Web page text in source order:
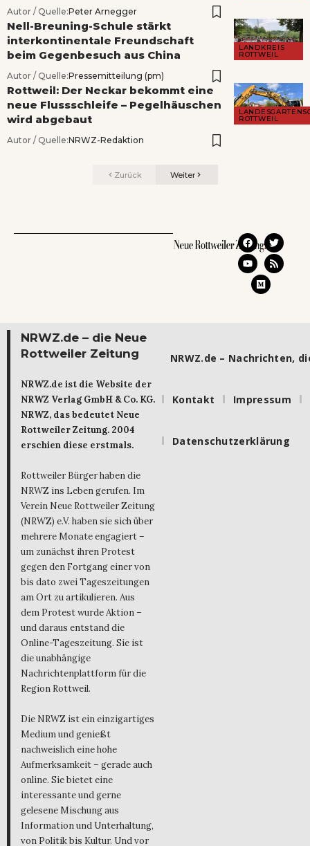
Autor / Quelle:Peter Arnegger
LANDKREIS
ROTTWEIL
Nell-Breuning-Schule stärkt
interkontinentale Freundschaft
beim Gegenbesuch aus China
Autor / Quelle:Pressemitteilung (pm)
ROTTWEIL
Rottweil: Der Neckar bekommt eine
neue Flussschleife – Pegelhäuschen
wird abgebaut
Autor / Quelle:NRWZ-Redaktion
Zurück Weiter
NRWZ.de – die Neue
Rottweiler Zeitung
NRWZ.de ist die Website der
NRWZ Verlag GmbH & Co. KG.
NRWZ, das bedeutet Neue
Rottweiler Zeitung. 2004
erschien diese erstmals.
Rottweiler Bürger haben die
NRWZ ins Leben gerufen. Im
Verein Neue Rottweiler Zeitung
(NRWZ) e.V. haben sie sich über
mehrere Monate engagiert –
um zunächst ihren Protest
gegen den Fortgang einer von
bis dato zwei Tageszeitungen
am Ort zu artikulieren. Aus
dem Protest wurde Aktion –
und daraus entstand die
Online-Tageszeitung. Sie ist
die unabhängige
Nachrichtenplattform für die
Region Rottweil.
Die NRWZ ist ein einzigartiges
Medium und genießt
nachweislich eine hohe
Aufmerksamkeit – gerade auch
online. Sie bietet eine
interessante und gerne
gelesene Mischung aus
Information und Unterhaltung,
von Politik bis Kultur. Und vor
NRWZ.de – Nachrichten,
Kontakt Impressum
Datenschutzerklärung